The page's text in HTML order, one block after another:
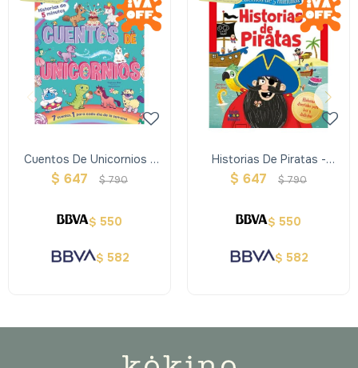
Cuentos De Unicornios -
Historias De 5 Minutos
$ 647 $790
$ 550
$ 582
Historias De Piratas -
Cuentos De 5 Minutos
$ 647 $790
$ 550
$ 582